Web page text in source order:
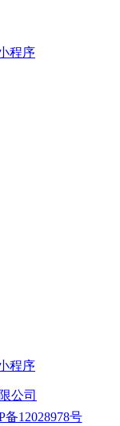
程序
程序
公司
备12028978号